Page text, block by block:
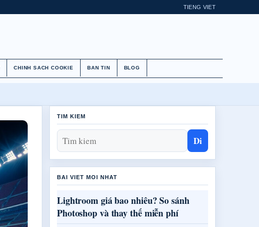
TIENG VIET
CHINH SACH COOKIE BAN TIN BLOG
TIM KIEM
Di
BAI VIET MOI NHAT
Lightroom giá bao nhiêu? So sánh
Photoshop và thay thế miễn phí